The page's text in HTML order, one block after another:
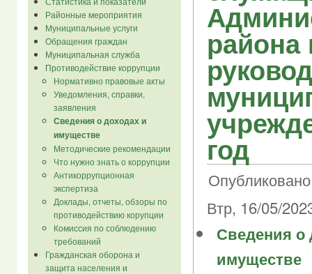
Районные мероприятия
Муниципальные услуги
Обращения граждан
Муниципальная служба
Противодействие коррупции
Нормативно правовые акты
Уведомления, справки,
заявления
Сведения о доходах и
имуществе
Методические рекомендации
Что нужно знать о коррупции
Антикоррупционная
экспертиза
Доклады, отчеты, обзоры по
противодействию корупции
Комиссия по соблюдению
требований
Гражданская оборона и
защита населения и
района
год
Втр, 16/05/
Сведения о
имуществе